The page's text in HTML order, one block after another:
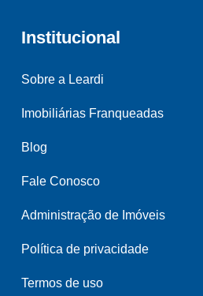
Institucional
Sobre a Leardi
Imobiliárias Franqueadas
Blog
Fale Conosco
Administração de Imóveis
Política de privacidade
Termos de uso